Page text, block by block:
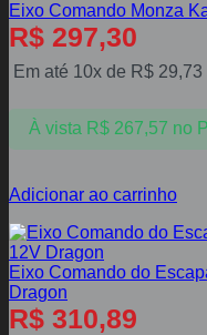
Eixo Comando Monza
R$ 297,30
Em até 10x de R$ 29,73
À vista R$267,57 no
Adicionar ao carrinho
Eixo Comando do
Dragon
R$ 310,89